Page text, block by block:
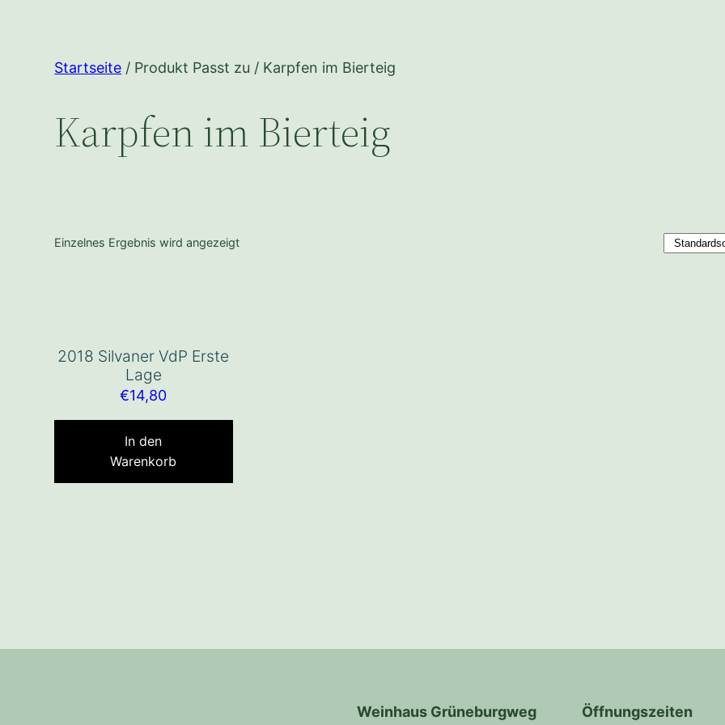
Startseite / Produkt Passt zu / Karpfen im Bierteig
Karpfen im Bierteig
Einzelnes Ergebnis wird angezeigt
2018 Silvaner VdP Erste
Lage
€14,80
In den
Warenkorb
Weinhaus Grüneburgweg Öffnungszeiten